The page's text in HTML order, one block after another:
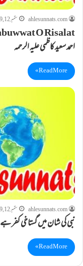
ahlesunnats.com ستمبر 12, 2019
احمد سعید کاظمی علیہ الرحمہ
Read More »
ahlesunnats.com ستمبر 12, 2019
نبی کی شان میں گستاخی کفر ہے
Read More »